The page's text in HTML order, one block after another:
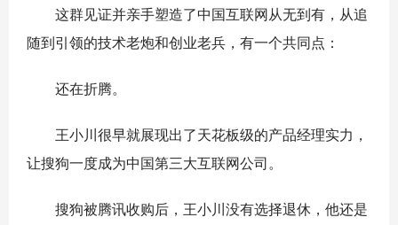
这群见证并亲手塑造了中国互联网从无到有，从追
随到引领的技术老炮和创业老兵，有一个共同点：
还在折腾。
王小川很早就展现出了天花板级的产品经理实力，
让搜狗一度成为中国第三大互联网公司。
搜狗被腾讯收购后，王小川没有选择退休，他还是